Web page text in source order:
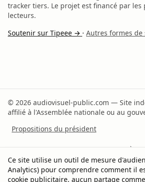
tracker tiers. Le projet est financé par les
lecteurs.
Soutenir sur Tipeee → · Autres formes de
© 2026 audiovisuel-public.com — Site
affilié à l'Assemblée nationale ou au
Propositions du président
Recommandations du rapporteur À
Méthodologie Sources Contact
Ce site utilise un outil de mesure
Analytics) pour comprendre comment il
cookie publicitaire, aucun partage